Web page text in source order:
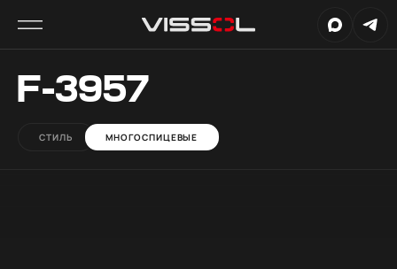
F-3957
СТИЛЬ МНОГОСПИЦЕВЫЕ